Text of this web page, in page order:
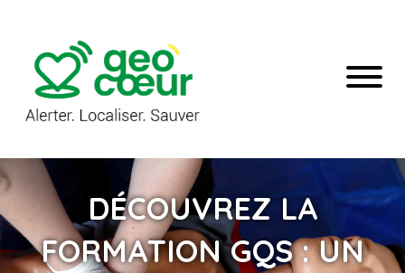
DÉCOUVREZ LA
FORMATION GQS : UN